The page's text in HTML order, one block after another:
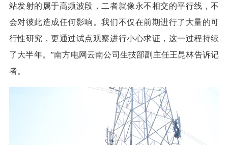
站发射的属于高频波段，二者就像永不相交的平行线，不
会对彼此造成任何影响。我们不仅在前期进行了大量的可
行性研究，更通过试点观察进行小心求证，这一过程持续
了大半年。”南方电网云南公司生技部副主任王昆林告诉记
者。